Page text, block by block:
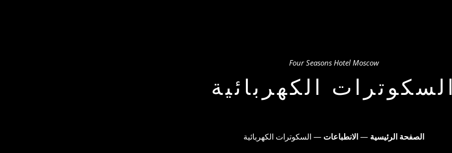
Four Seasons Hotel Moscow
السكوترات الكهربائية
الصفحة الرئيسية —الانطباعات — السكوترات الكهربائية